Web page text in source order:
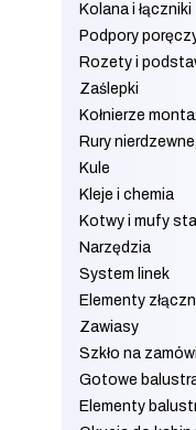
Kolana i łączniki
Podpory
Rozety i
Zaślepki
Kołnierze
Rury
Kule
Kleje i chemia
Kotwy i mufy
Narzędzia
System linek
Elementy
Zawiasy
Szkło na
Gotowe
Elementy